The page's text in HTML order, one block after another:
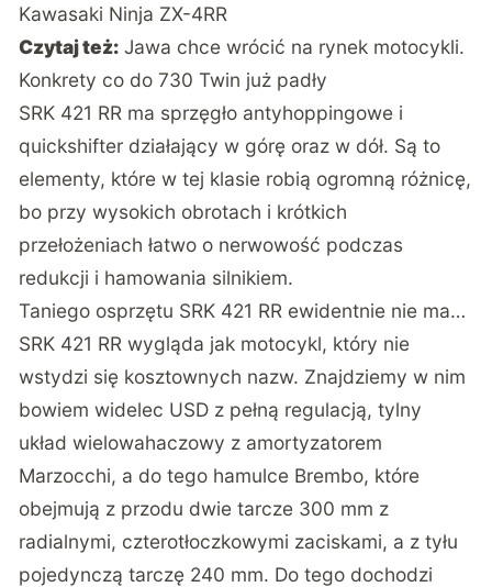
Kawasaki Ninja ZX-4RR
Czytaj też: Jawa chce wrócić na rynek motocykli.
Konkrety co do 730 Twin już padły
SRK 421 RR ma sprzęgło antyhoppingowe i
quickshifter działający w górę oraz w dół. Są to
elementy, które w tej klasie robią ogromną różnicę,
bo przy wysokich obrotach i krótkich
przełożeniach łatwo o nerwowość podczas
redukcji i hamowania silnikiem.
Taniego osprzętu SRK 421 RR ewidentnie nie ma…
SRK 421 RR wygląda jak motocykl, który nie
wstydzi się kosztownych nazw. Znajdziemy w nim
bowiem widelec USD z pełną regulacją, tylny
układ wielowahaczowy z amortyzatorem
Marzocchi, a do tego hamulce Brembo, które
obejmują z przodu dwie tarcze 300 mm z
radialnymi, czterotłoczkowymi zaciskami, a z tyłu
pojedynczą tarczę 240 mm. Do tego dochodzi